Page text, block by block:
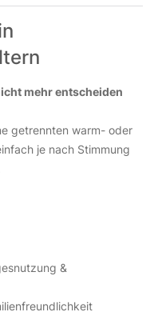
mehr entscheiden
getrennten warm- oder
je nach Stimmung
&